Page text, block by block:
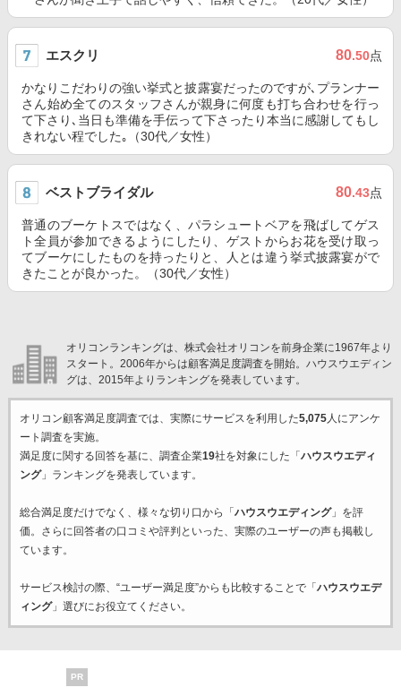
エスクリ 80.50点
かなりこだわりの強い挙式と披露宴だったのですが､プランナー
さん始め全てのスタッフさんが親身に何度も打ち合わせを行っ
て下さり､当日も準備を手伝って下さったり本当に感謝してもし
きれない程でした｡（30代／女性）
ベストブライダル 80.43点
普通のブーケトスではなく、パラシュートベアを飛ばしてゲス
ト全員が参加できるようにしたり、ゲストからお花を受け取っ
てブーケにしたものを持ったりと、人とは違う挙式披露宴がで
きたことが良かった。（30代／女性）
オリコンランキングは、株式会社オリコンを前身企業に1967年より
スタート。2006年からは顧客満足度調査を開始。ハウスウエディン
グは、2015年よりランキングを発表しています。
オリコン顧客満足度調査では、実際にサービスを利用した5,075人にアンケ
ート調査を実施。
満足度に関する回答を基に、調査企業19社を対象にした「 ハウスウエディ
ング」ランキングを発表しています。
総合満足度だけでなく、様々な切り口から「 ハウスウエディング」を評
価。さらに回答者の口コミや評判といった、実際のユーザーの声も掲載し
ています。
サービス検討の際、“ユーザー満足度”からも比較することで「 ハウスウエデ
ィング」選びにお役立てください。
PR